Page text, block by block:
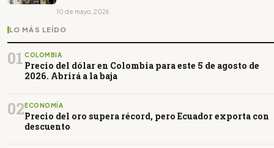
10 de mayo, 2026
LO MÁS LEÍDO
01 COLOMBIA
Precio del dólar en Colombia para este 5 de agosto de
2026. Abrirá a la baja
02 ECONOMÍA
Precio del oro supera récord, pero Ecuador exporta con
descuento